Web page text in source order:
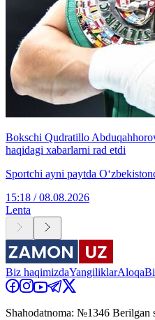
Bokschi Qudratillo
haqidagi xabarlarni rad etdi
Sportchi ayni paytda
15:18 / 08.08.2026
Lenta
Biz haqimizdaYangiliklarAloqa
Shahodatnoma: №1346 Berilgan